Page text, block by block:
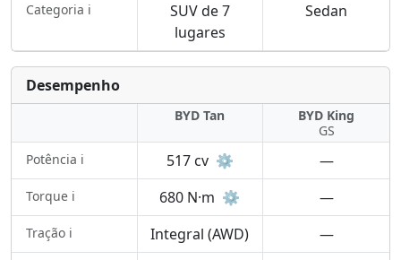
Categoria ℹ️
SUV de 7
lugares
Sedan
Desempenho
BYD Tan
BYD King
GS
Potência ℹ️
517 cv ⚙️ —
Torque ℹ️ 680 N·m ⚙️ —
Tração ℹ️ Integral (AWD) —